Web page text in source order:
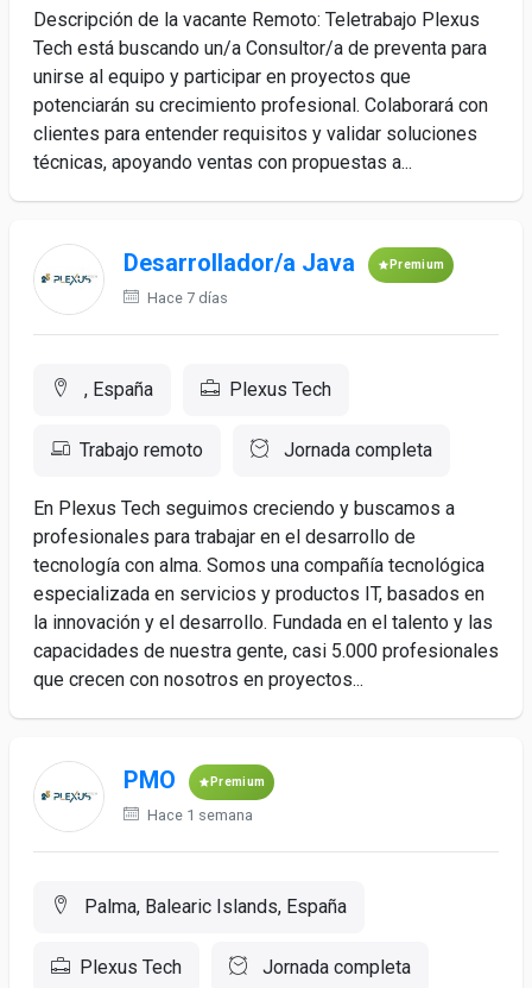
Descripción de la vacante Remoto: Teletrabajo Plexus
Tech está buscando un/a Consultor/a de preventa para
unirse al equipo y participar en proyectos que
potenciarán su crecimiento profesional. Colaborará con
clientes para entender requisitos y validar soluciones
técnicas, apoyando ventas con propuestas a...
Desarrollador/a Java Premium
Hace 7 días
, España Plexus Tech
Trabajo remoto Jornada completa
En Plexus Tech seguimos creciendo y buscamos a
profesionales para trabajar en el desarrollo de
tecnología con alma. Somos una compañía tecnológica
especializada en servicios y productos IT, basados en
la innovación y el desarrollo. Fundada en el talento y las
capacidades de nuestra gente, casi 5.000 profesionales
que crecen con nosotros en proyectos...
PMO Premium
Hace 1 semana
Palma, Balearic Islands, España
Plexus Tech Jornada completa